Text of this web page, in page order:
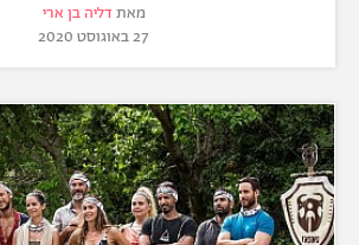
מאת דליה בן ארי
27 באוגוסט 2020